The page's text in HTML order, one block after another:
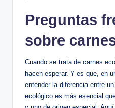
Preguntas
sobre
Cuando se trata de carnes
hacen esperar. Y es que, en
entender la diferencia entre
ecológico es más esencial